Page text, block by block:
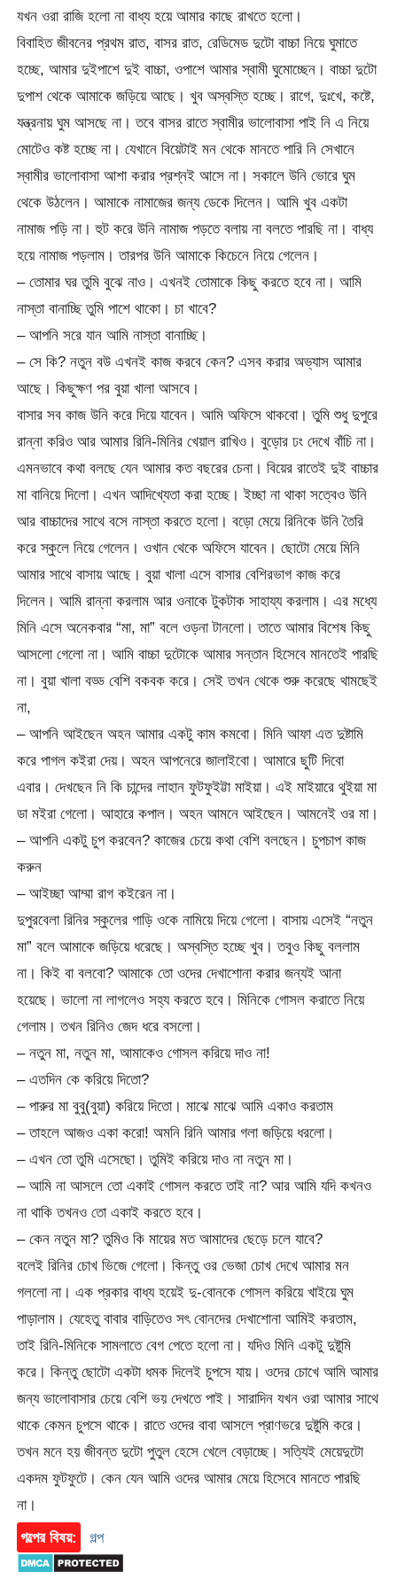
যখন ওরা রাজি হলো না বাধ্য হয়ে আমার কাছে রাখতে হলো।
বিবাহিত জীবনের প্রথম রাত, বাসর রাত, রেডিমেড দুটো বাচ্চা নিয়ে ঘুমাতে
হচ্ছে, আমার দুইপাশে দুই বাচ্চা, ওপাশে আমার স্বামী ঘুমোচ্ছেন। বাচ্চা দুটো
দুপাশ থেকে আমাকে জড়িয়ে আছে। খুব অস্বস্তি হচ্ছে। রাগে, দুঃখে, কষ্টে,
যন্ত্রনায় ঘুম আসছে না। তবে বাসর রাতে স্বামীর ভালোবাসা পাই নি এ নিয়ে
মোটেও কষ্ট হচ্ছে না। যেখানে বিয়েটাই মন থেকে মানতে পারি নি সেখানে
স্বামীর ভালোবাসা আশা করার প্রশ্নই আসে না। সকালে উনি ভোরে ঘুম
থেকে উঠলেন। আমাকে নামাজের জন্য ডেকে দিলেন। আমি খুব একটা
নামাজ পড়ি না। হুট করে উনি নামাজ পড়তে বলায় না বলতে পারছি না। বাধ্য
হয়ে নামাজ পড়লাম। তারপর উনি আমাকে কিচেনে নিয়ে গেলেন।
– তোমার ঘর তুমি বুঝে নাও। এখনই তোমাকে কিছু করতে হবে না। আমি
নাস্তা বানাচ্ছি তুমি পাশে থাকো। চা খাবে?
– আপনি সরে যান আমি নাস্তা বানাচ্ছি।
– সে কি? নতুন বউ এখনই কাজ করবে কেন? এসব করার অভ্যাস আমার
আছে। কিছুক্ষণ পর বুয়া খালা আসবে।
বাসার সব কাজ উনি করে দিয়ে যাবেন। আমি অফিসে থাকবো। তুমি শুধু দুপুরে
রান্না করিও আর আমার রিনি-মিনির খেয়াল রাখিও। বুড়োর ঢং দেখে বাঁচি না।
এমনভাবে কথা বলছে যেন আমার কত বছরের চেনা। বিয়ের রাতেই দুই বাচ্চার
মা বানিয়ে দিলো। এখন আদিখ্যেতা করা হচ্ছে। ইচ্ছা না থাকা সত্বেও উনি
আর বাচ্চাদের সাথে বসে নাস্তা করতে হলো। বড়ো মেয়ে রিনিকে উনি তৈরি
করে স্কুলে নিয়ে গেলেন। ওখান থেকে অফিসে যাবেন। ছোটো মেয়ে মিনি
আমার সাথে বাসায় আছে। বুয়া খালা এসে বাসার বেশিরভাগ কাজ করে
দিলেন। আমি রান্না করলাম আর ওনাকে টুকটাক সাহায্য করলাম। এর মধ্যে
মিনি এসে অনেকবার “মা, মা” বলে ওড়না টানলো। তাতে আমার বিশেষ কিছু
আসলো গেলো না। আমি বাচ্চা দুটোকে আমার সন্তান হিসেবে মানতেই পারছি
না। বুয়া খালা বড্ড বেশি বকবক করে। সেই তখন থেকে শুরু করেছে থামছেই
না,
– আপনি আইছেন অহন আমার একটু কাম কমবো। মিনি আফা এত দুষ্টামি
করে পাগল কইরা দেয়। অহন আপনেরে জালাইবো। আমারে ছুটি দিবো
এবার। দেখছেন নি কি চান্দের লাহান ফুটফুইট্টা মাইয়া। এই মাইয়ারে থুইয়া মা
ডা মইরা গেলো। আহারে কপাল। অহন আমনে আইছেন। আমনেই ওর মা।
– আপনি একটু চুপ করবেন? কাজের চেয়ে কথা বেশি বলছেন। চুপচাপ কাজ
করুন
– আইচ্ছা আম্মা রাগ কইরেন না।
দুপুরবেলা রিনির স্কুলের গাড়ি ওকে নামিয়ে দিয়ে গেলো। বাসায় এসেই “নতুন
মা” বলে আমাকে জড়িয়ে ধরেছে। অস্বস্তি হচ্ছে খুব। তবুও কিছু বললাম
না। কিই বা বলবো? আমাকে তো ওদের দেখাশোনা করার জন্যই আনা
হয়েছে। ভালো না লাগলেও সহ্য করতে হবে। মিনিকে গোসল করাতে নিয়ে
গেলাম। তখন রিনিও জেদ ধরে বসলো।
– নতুন মা, নতুন মা, আমাকেও গোসল করিয়ে দাও না!
– এতদিন কে করিয়ে দিতো?
– পারুর মা বুবু(বুয়া) করিয়ে দিতো। মাঝে মাঝে আমি একাও করতাম
– তাহলে আজও একা করো! অমনি রিনি আমার গলা জড়িয়ে ধরলো।
– এখন তো তুমি এসেছো। তুমিই করিয়ে দাও না নতুন মা।
– আমি না আসলে তো একাই গোসল করতে তাই না? আর আমি যদি কখনও
না থাকি তখনও তো একাই করতে হবে।
– কেন নতুন মা? তুমিও কি মায়ের মত আমাদের ছেড়ে চলে যাবে?
বলেই রিনির চোখ ভিজে গেলো। কিন্তু ওর ভেজা চোখ দেখে আমার মন
গললো না। এক প্রকার বাধ্য হয়েই দু-বোনকে গোসল করিয়ে খাইয়ে ঘুম
পাড়ালাম। যেহেতু বাবার বাড়িতেও সৎ বোনদের দেখাশোনা আমিই করতাম,
তাই রিনি-মিনিকে সামলাতে বেগ পেতে হলো না। যদিও মিনি একটু দুষ্টুমি
করে। কিন্তু ছোটো একটা ধমক দিলেই চুপসে যায়। ওদের চোখে আমি আমার
জন্য ভালোবাসার চেয়ে বেশি ভয় দেখতে পাই। সারাদিন যখন ওরা আমার সাথে
থাকে কেমন চুপসে থাকে। রাতে ওদের বাবা আসলে প্রাণভরে দুষ্টুমি করে।
তখন মনে হয় জীবন্ত দুটো পুতুল হেসে খেলে বেড়াচ্ছে। সত্যিই মেয়েদুটো
একদম ফুটফুটে। কেন যেন আমি ওদের আমার মেয়ে হিসেবে মানতে পারছি
না।
গল্পের বিষয়:
গল্প